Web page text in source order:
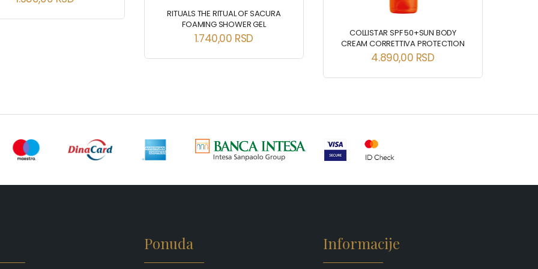
RITUALS THE RITUAL OF SACURA
FOAMING SHOWER GEL
1.740,00 RSD
COLLISTAR SPF 50+SUN BODY
CREAM CORRETTIVA PROTECTION
4.890,00 RSD
Ponuda Informacije